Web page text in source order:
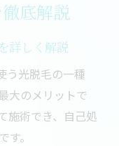
底解説
詳しく解説
う光脱毛の一種
大のメリットで
施術でき、自己処
。